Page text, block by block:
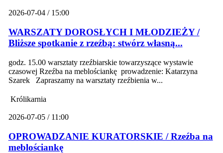
2026-07-04 / 15:00
WARSZATY DOROSŁYCH I MŁODZIEŻY /
Bliższe spotkanie z rzeźbą: stwórz własną...
godz. 15.00 warsztaty rzeźbiarskie towarzyszące wystawie
czasowej Rzeźba na meblościankę prowadzenie: Katarzyna
Szarek Zapraszamy na warsztaty rzeźbienia w...
Królikarnia
2026-07-05 / 11:00
OPROWADZANIE KURATORSKIE / Rzeźba na
meblościankę